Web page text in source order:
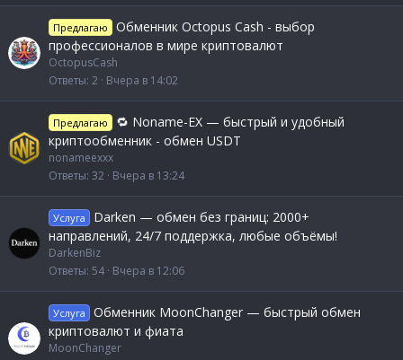
Предлагаю
Обменник Octopus Cash - выбор
профессионалов в мире криптовалют
OctopusCash
Ответы 2 Вчера в 14:02
Предлагаю
🔁 Noname-EX — быстрый и удобный
криптообменник - обмен USDT
nonameexxx
Ответы 32 Вчера в 13:24
Услуга
Darken — обмен без границ: 2000+
направлений, 24/7 поддержка, любые объёмы!
DarkenBiz
Ответы 54 Вчера в 12:06
Услуга
Обменник MoonChanger — быстрый обмен
криптовалют и фиата
MoonChanger